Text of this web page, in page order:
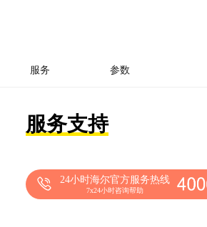
服务 参数
服务支持
24小时海尔官方服务热线
7x24小时咨询帮助